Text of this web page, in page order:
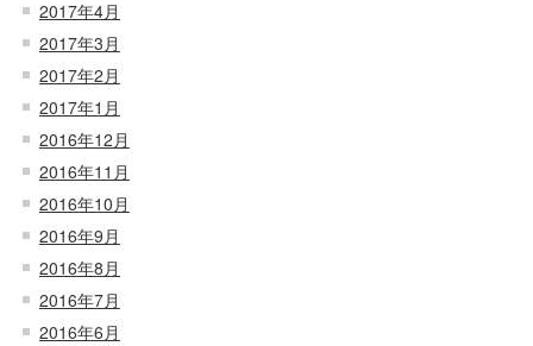
2017年4月
2017年3月
2017年2月
2017年1月
2016年12月
2016年11月
2016年10月
2016年9月
2016年8月
2016年7月
2016年6月